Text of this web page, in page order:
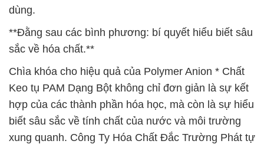
dùng.
**Đằng sau các bình phương: bí quyết hiểu biết sâu
sắc về hóa chất.**
Chìa khóa cho hiệu quả của Polymer Anion * Chất
Keo tụ PAM Dạng Bột không chỉ đơn giản là sự kết
hợp của các thành phần hóa học, mà còn là sự hiểu
biết sâu sắc về tính chất của nước và môi trường
xung quanh. Công Ty Hóa Chất Đắc Trường Phát tự